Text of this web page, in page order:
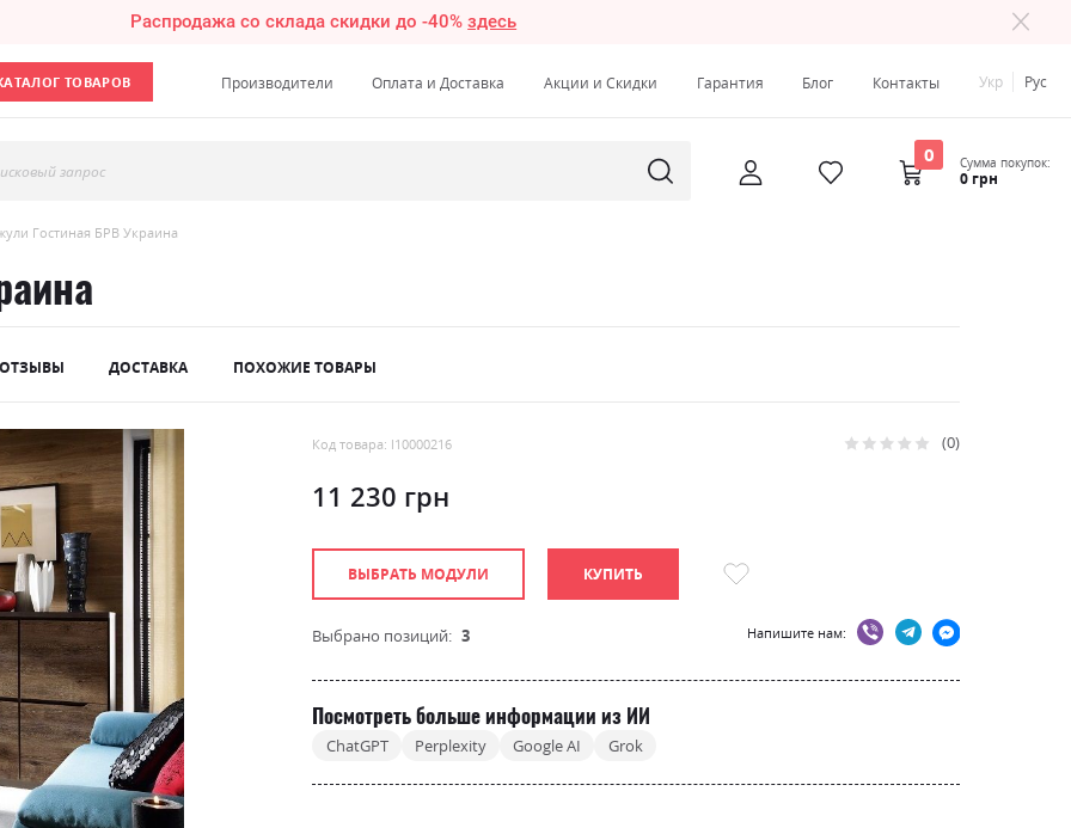
Распродажа со склада скидки до -40%здесь
ТОВАРОВ Производители Оплата и Доставка Акции и Скидки Гарантия Блог Контакты Укр Рус
запрос
0 Сумма покупок:
0 грн
Гостиная БРВ Украина
ОТЗЫВЫ ДОСТАВКА ПОХОЖИЕ ТОВАРЫ
Код товара: l10000216 Рейтинг: 0
11 230 грн
ВЫБРАТЬ МОДУЛИ КУПИТЬ
Напишите нам:
Выбрано позиций: 3
Посмотреть больше информации из ИИ
ChatGPT Perplexity Google AI Grok